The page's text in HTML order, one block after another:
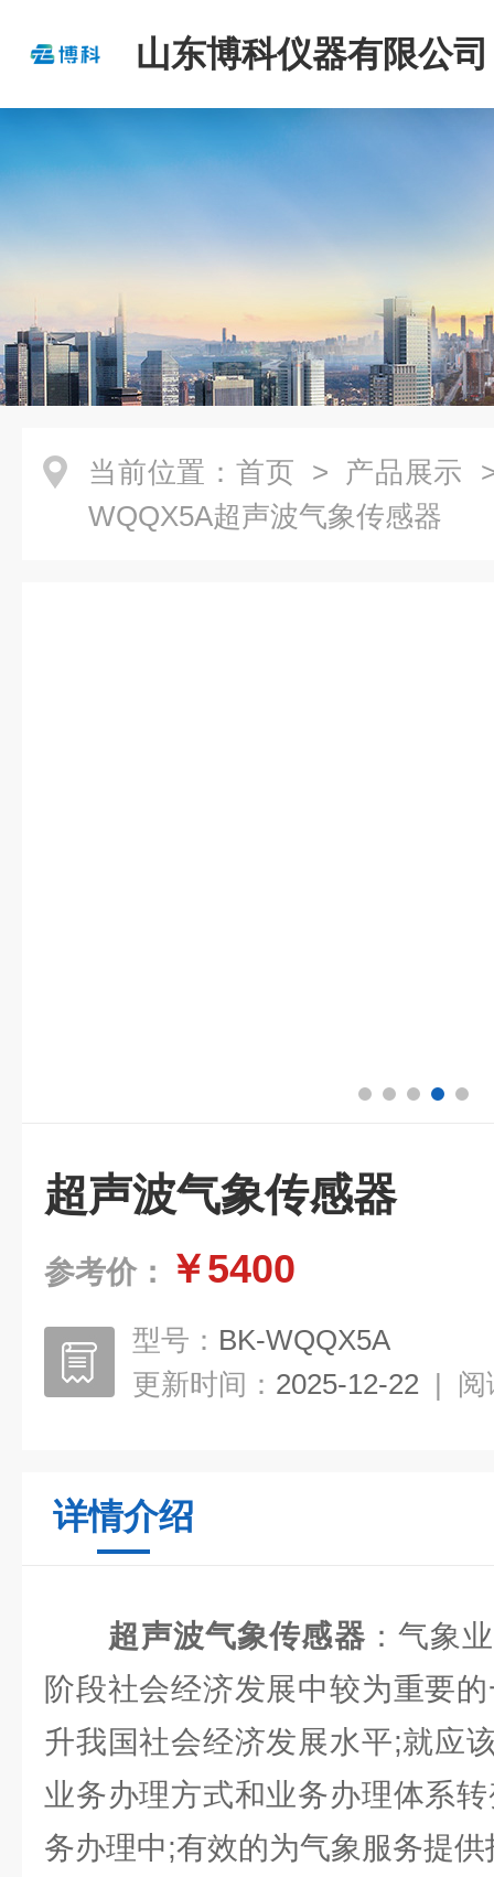
山东博科仪器有限公司
当前位置： 首页 > 产品展示
WQQX5A超声波气象传感器
超声波气象传感器
参考价： ￥5400
型号： BK-WQQX5A
更新时间： 2025-12-22 | 阅
详情介绍
超声波气象传感器 ：气象
阶段社会经济发展中较为重要
升我国社会经济发展水平;就应
业务办理方式和业务办理体系
务办理中;有效的为气象服务提供